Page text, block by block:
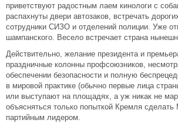
приветствуют радостным лаем кинологи с
распахнуты двери автозаков, встречать
сотрудники СИЗО и отделений полиции. Уже
шампанского. Весело встречает страна
Действительно, желание президента и
праздничные колонны профсоюзников,
обеспечении безопасности и полную
в мировой практике (обычно первые лица
или выступают на площадях, а уж никак не
объясняться только попыткой Кремля
партийным лидером.